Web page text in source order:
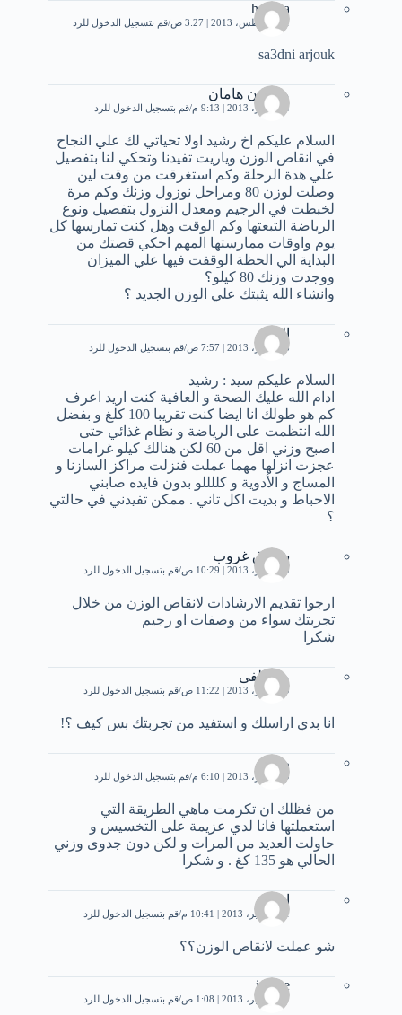
hasnaa
31 أغسطس، 2013 | 3:27 ص قم بتسجيل الدخول للرد
sa3dni arjouk
ميسون هامان
4 سبتمبر، 2013 | 9:13 م قم بتسجيل الدخول للرد
السلام عليكم اخ رشيد اولا تحياتي لك علي النجاح
في انقاص الوزن وياريت تفيدنا وتحكي لنا بتفصيل
علي هدة الرحلة وكم استغرقت من وقت لين
وصلت لوزن 80 ومراحل نوزول وزنك وكم مرة
لخبطت في الرجيم ومعدل النزول بتفصيل ونوع
الرياضة التبعتها وكم الوقت وهل كنت تمارسها كل
يوم واوقات ممارستها المهم احكي قصتك من
البداية الي الحظة الوقفت فيها علي الميزان
ووجدت وزنك 80 كيلو؟
وانشاء الله يثبتك علي الوزن الجديد ؟
الاء
8 سبتمبر، 2013 | 7:57 ص قم بتسجيل الدخول للرد
السلام عليكم سيد : رشيد
ادام الله عليك الصحة و العافية كنت اريد اعرف
كم هو طولك انا ايضا كنت تقريبا 100 كلغ و بفضل
الله انتظمت على الرياضة و نظام غذائي حتى
اصبح وزني اقل من 60 لكن هنالك كيلو غرامات
عجزت انزلها مهما عملت فنزلت مراكز السازنا و
المساج و الأدوية و كللللو بدون فايده صابني
الاحباط و بديت اكل تاني . ممكن تفيدني في حالتي
؟
شروق غروب
9 سبتمبر، 2013 | 10:29 ص قم بتسجيل الدخول للرد
ارجوا تقديم الارشادات لانقاص الوزن من خلال
تجربتك سواء من وصفات او رجيم
شكرا
مصطفى
9 سبتمبر، 2013 | 11:22 ص قم بتسجيل الدخول للرد
انا بدي اراسلك و استفيد من تجربتك بس كيف ؟!
رياض
9 سبتمبر، 2013 | 6:10 م قم بتسجيل الدخول للرد
من فظلك ان تكرمت ماهي الطريقة التي
استعملتها فانا لدي عزيمة على التخسيس و
حاولت العديد من المرات و لكن دون جدوى وزني
الحالي هو 135 كغ . و شكرا
احمد
11 سبتمبر، 2013 | 10:41 م قم بتسجيل الدخول للرد
شو عملت لانقاص الوزن؟؟
imane
12 سبتمبر، 2013 | 1:08 ص قم بتسجيل الدخول للرد